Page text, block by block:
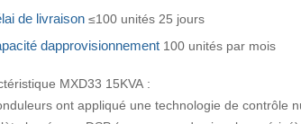
de livraison≤100 unités 25 jours
dapprovisionnement 100 unités par mois
MXD33 15KVA :
ont appliqué une technologie de contrôle